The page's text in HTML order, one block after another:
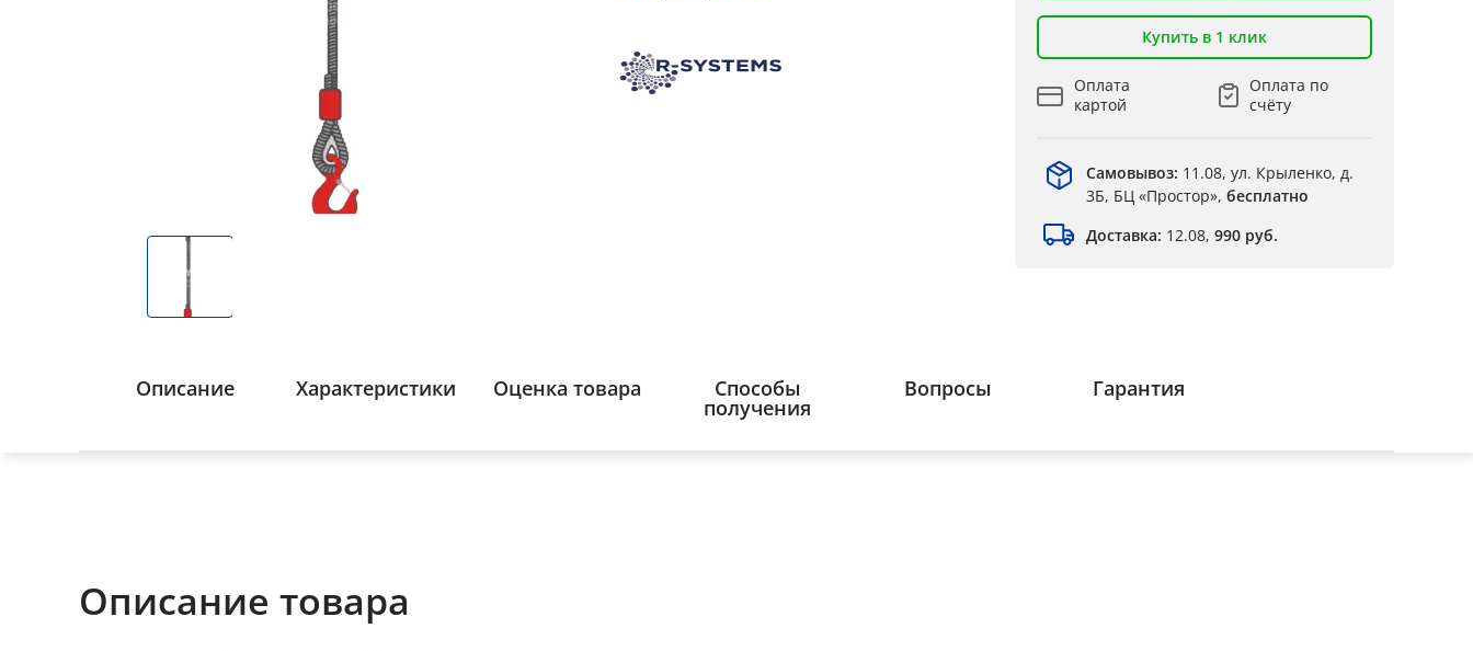
Купить в 1 клик
Оплата
картой
Оплата по
счёту
Самовывоз: 11.08, ул. Крыленко, д.
3Б, БЦ «Простор», бесплатно
Доставка: 12.08, 990 руб.
Описание Характеристики Оценка товара Способы
получения
Вопросы Гарантия
Описание товара